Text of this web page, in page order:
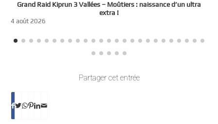
Grand Raid Kiprun 3 Vallées – Moûtiers : naissance d’un ultra
extra !
4 août 2026
Partager cet entrée